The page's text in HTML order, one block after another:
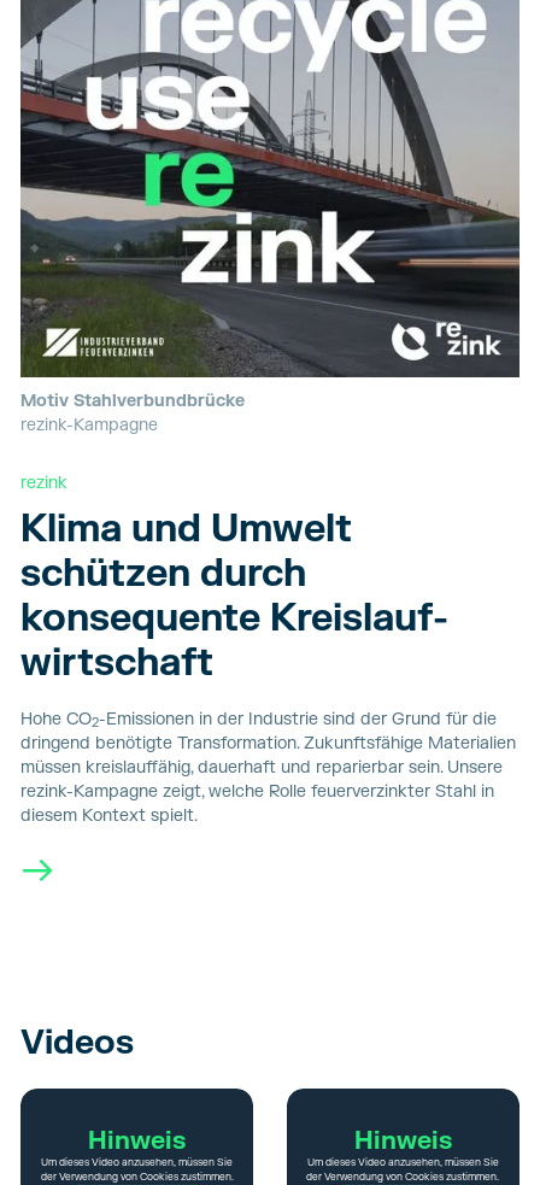
Motiv Stahlverbundbrücke
rezink-Kampagne
rezink
Klima und Umwelt
schützen durch
konsequente Kreislauf­
wirtschaft
Hohe CO2-Emissionen in der Industrie sind der Grund für die
dringend benötigte Transformation. Zukunftsfähige Materialien
müssen kreislauffähig, dauerhaft und reparierbar sein. Unsere
rezink-Kampagne zeigt, welche Rolle feuerverzinkter Stahl in
diesem Kontext spielt.
→
Videos
Hinweis
Um dieses Video anzusehen, müssen Sie
der Verwendung von Cookies zustimmen.
Hinweis
Um dieses Video anzusehen, müssen Sie
der Verwendung von Cookies zustimmen.